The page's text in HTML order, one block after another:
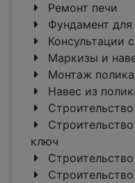
Ремонт печи
Фундамент
Консультации
Маркизы и
Монтаж
Навес из
ключ